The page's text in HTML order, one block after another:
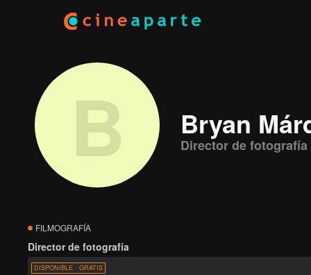
B Bryan
Director de
FILMOGRAFÍA
Director de fotografía
DISPONIBLE · GRATIS